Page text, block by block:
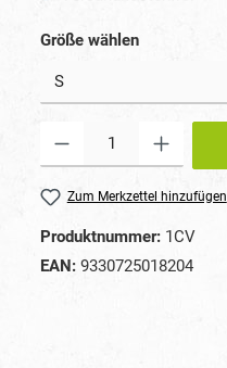
Größe wählenauswählen
Zum Merkzettel hinzufügen
Produktnummer: 1CV
EAN: 9330725018204